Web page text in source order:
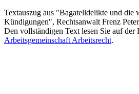
Textauszug aus "Bagatelldelikte und die
Kündigungen", Rechtsanwalt Frenz
Den vollständigen Text lesen Sie auf der
Arbeitsgemeinschaft Arbeitsrecht.